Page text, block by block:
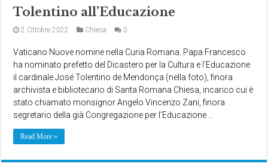
Tolentino all’Educazione
2 Ottobre 2022 Chiesa 0
Vaticano Nuove nomine nella Curia Romana. Papa Francesco
ha nominato prefetto del Dicastero per la Cultura e l’Educazione
il cardinale José Tolentino de Mendonça (nella foto), finora
archivista e bibliotecario di Santa Romana Chiesa, incarico cui è
stato chiamato monsignor Angelo Vincenzo Zani, finora
segretario della già Congregazione per l’Educazione …
Read More »